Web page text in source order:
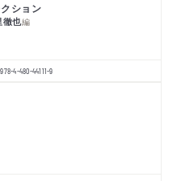
ション
徹也編
978-4-480-44111-9